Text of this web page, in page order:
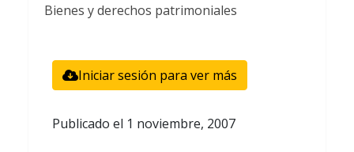
Bienes y derechos patrimoniales
Iniciar sesión para ver más
Publicado el 1 noviembre, 2007